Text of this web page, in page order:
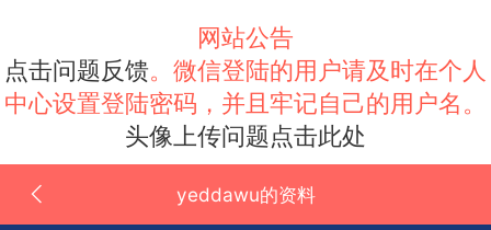
网站公告
点击问题反馈。微信登陆的用户请及时在个人
中心设置登陆密码，并且牢记自己的用户名。
头像上传问题点击此处
yeddawu的资料